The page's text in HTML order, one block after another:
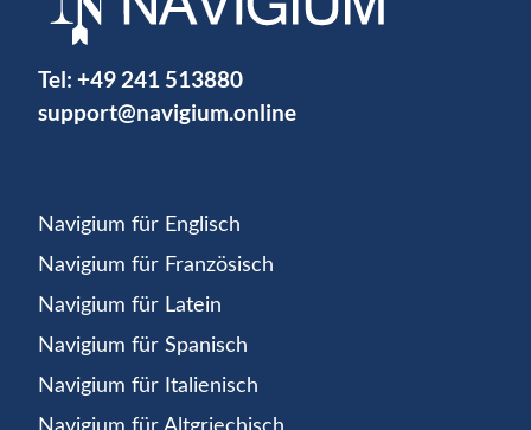
Tel: +49 241 513880
support@navigium.online
Navigium für Englisch
Navigium für Französisch
Navigium für Latein
Navigium für Spanisch
Navigium für Italienisch